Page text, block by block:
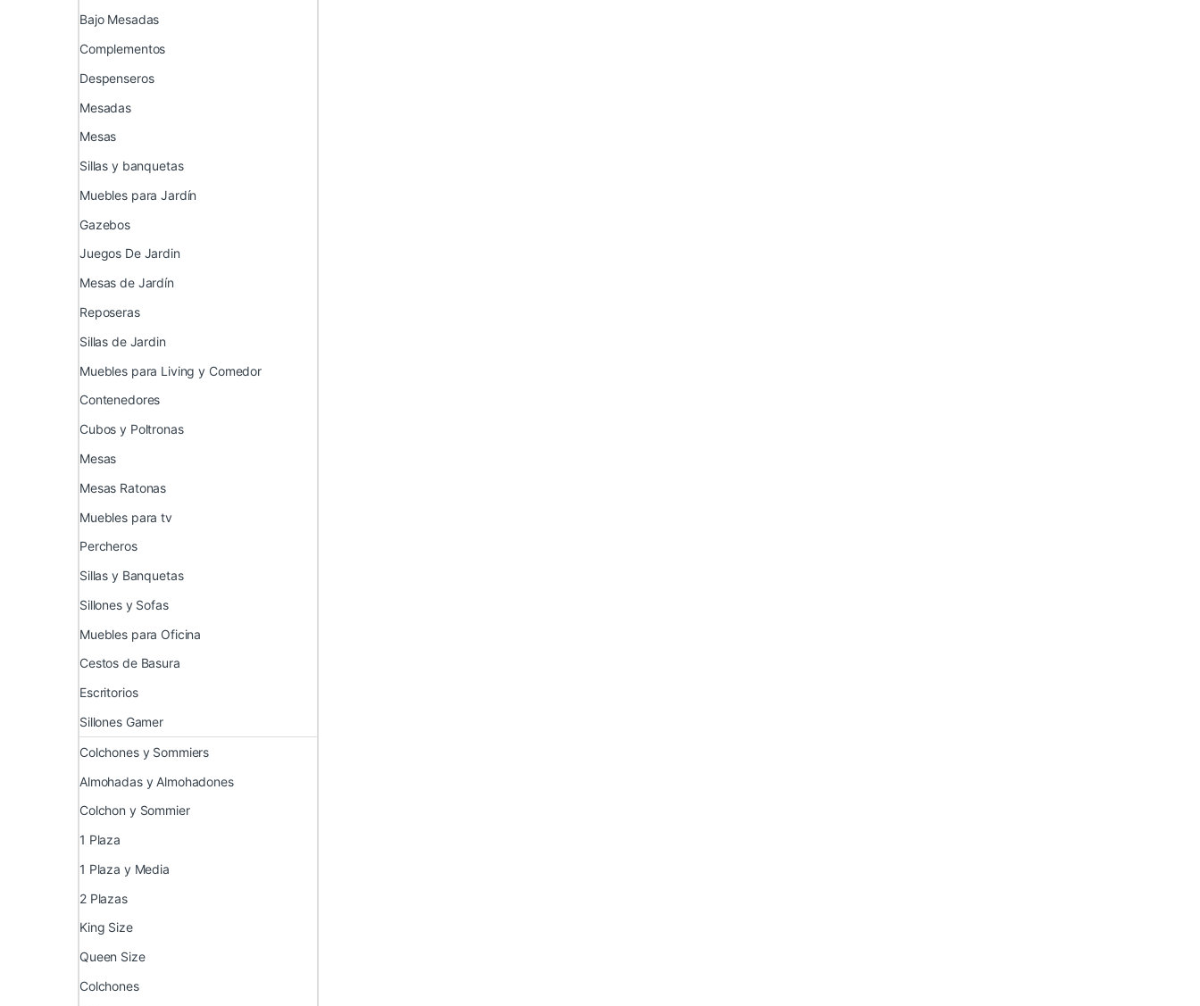
Bajo Mesadas
Complementos
Despenseros
Mesadas
Mesas
Sillas y banquetas
Muebles para Jardín
Gazebos
Juegos De Jardin
Mesas de Jardín
Reposeras
Sillas de Jardin
Muebles para Living y Comedor
Contenedores
Cubos y Poltronas
Mesas
Mesas Ratonas
Muebles para tv
Percheros
Sillas y Banquetas
Sillones y Sofas
Muebles para Oficina
Cestos de Basura
Escritorios
Sillones Gamer
Colchones y Sommiers
Almohadas y Almohadones
Colchon y Sommier
1 Plaza
1 Plaza y Media
2 Plazas
King Size
Queen Size
Colchones